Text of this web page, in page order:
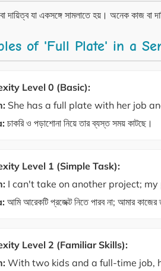
দায়িত্ব যা একসঙ্গে সামলাতে হয়। অনেক কাজ বা
of 'Full Plate' in a
Level 0 (Basic):
She has a full plate with her job
চাকরি ও পড়াশোনা নিয়ে তার ব্যস্ত সময় কাটছে।
Level 1 (Simple Task):
I can't take on another project;
আমি আরেকটি প্রজেক্ট নিতে পারব না; আমার কাজের
Level 2 (Familiar Skills):
With two kids and a full-time job,